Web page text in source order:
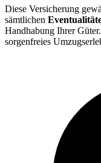
Diese Versicherung
sämtlichen
Handhabung Ihrer
sorgenfreies